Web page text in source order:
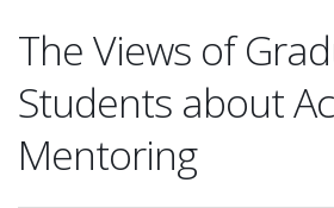
The Views of
Students about
Mentoring